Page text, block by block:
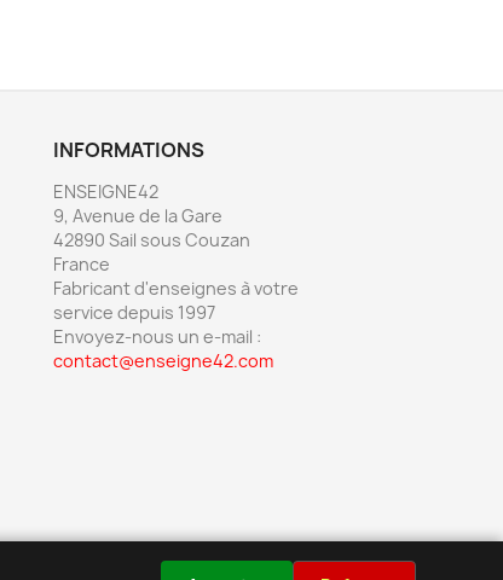
INFORMATIONS
ENSEIGNE42
9, Avenue de la Gare
42890 Sail sous Couzan
France
Fabricant d'enseignes à votre
service depuis 1997
Envoyez-nous un e-mail :
contact@enseigne42.com